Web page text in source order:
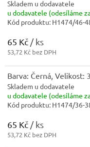
Skladem u dodavatele
u dodavatele (odesíláme
Kód produktu: H1474/46-
65 Kč / ks
53,72 Kč bez DPH
Barva: Černá, Velikost:
Skladem u dodavatele
u dodavatele (odesíláme
Kód produktu: H1474/36-
65 Kč / ks
53,72 Kč bez DPH